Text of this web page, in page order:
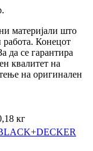
материјали што
Конецот
да се гарантира
квалитет на
на оригинален
кг